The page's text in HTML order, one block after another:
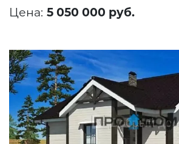
Цена: 5 050 000 руб.